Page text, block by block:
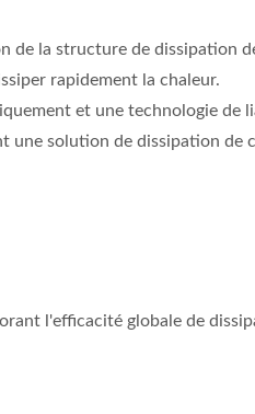
de la structure de dissipation
rapidement la chaleur.
et une technologie de
une solution de dissipation de
l'efficacité globale de